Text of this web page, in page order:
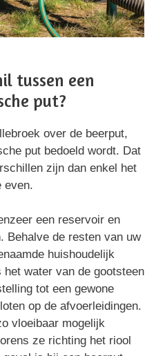
tussen een
put?
over de beerput,
put bedoeld wordt. Dat
zijn dan enkel het
even.
een reservoir en
Behalve de resten van uw
huishoudelijk
water van de gootsteen
tot een gewone
op de afvoerleidingen.
vloeibaar mogelijk
ze richting het riool